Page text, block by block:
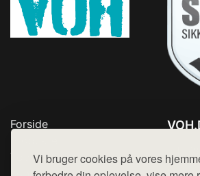
Vi bruger cookies på vores
Forside
Top Rabatter
Mail: